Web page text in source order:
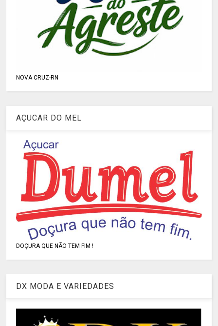
NOVA CRUZ-RN
AÇUCAR DO MEL
DOÇURA QUE NÃO TEM FIM !
DX MODA E VARIEDADES